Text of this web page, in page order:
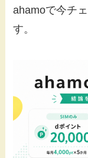
ahamoで今チ
す。